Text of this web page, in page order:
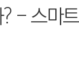
- 스마